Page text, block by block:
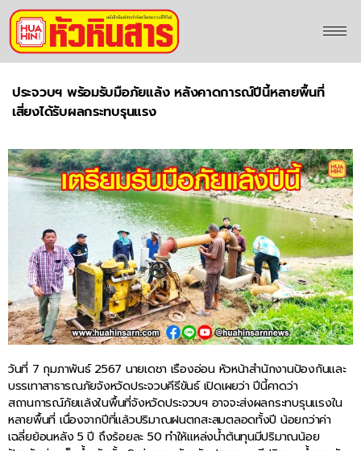
ประจวบฯ พร้อมรับมือภัยแล้ง หลังคาดการณ์ปีนี้หลายพื้นที่
เสี่ยงได้รับผลกระทบรุนแรง
วันที่ 7 กุมภาพันธ์ 2567 นายเดชา เรืองอ่อน หัวหน้าสำนักงานป้องกันและ
บรรเทาสาธารณภัยจังหวัดประจวบคีรีขันธ์ เปิดเผยว่า ปีนี้คาดว่า
สถานการณ์ภัยแล้งในพื้นที่จังหวัดประจวบฯ อาจจะส่งผลกระทบรุนแรงใน
หลายพื้นที่ เนื่องจากปีที่แล้วปริมาณฝนตกสะสมตลอดทั้งปี น้อยกว่าค่า
เฉลี่ยย้อนหลัง 5 ปี ถึงร้อยละ 50 ทำให้แหล่งน้ำต้นทุนมีปริมาณน้อย